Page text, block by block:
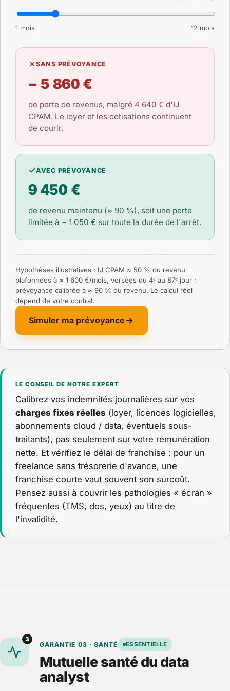
1 mois 12 mois
SANS PRÉVOYANCE
− 5 860 €
de perte de revenus, malgré 4 640 € d'IJ
CPAM. Le loyer et les cotisations continuent
de courir.
AVEC PRÉVOYANCE
9 450 €
de revenu maintenu (≈ 90 %), soit une perte
limitée à − 1 050 € sur toute la durée de l'arrêt.
Hypothèses illustratives : IJ CPAM ≈ 50 % du revenu
plafonnées à ≈ 1 600 €/mois, versées du 4ᵉ au 87ᵉ jour ;
prévoyance calibrée à ≈ 90 % du revenu. Le calcul réel
dépend de votre contrat.
Simuler ma prévoyance
LE CONSEIL DE NOTRE EXPERT
Calibrez vos indemnités journalières sur vos
charges fixes réelles (loyer, licences logicielles,
abonnements cloud / data, éventuels sous-
traitants), pas seulement sur votre rémunération
nette. Et vérifiez le délai de franchise : pour un
freelance sans trésorerie d'avance, une
franchise courte vaut souvent son surcoût.
Pensez aussi à couvrir les pathologies « écran »
fréquentes (TMS, dos, yeux) au titre de
l'invalidité.
3
GARANTIE 03 · SANTÉ ESSENTIELLE
Mutuelle santé du data
analyst